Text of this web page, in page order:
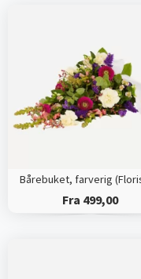
Fra 499,00